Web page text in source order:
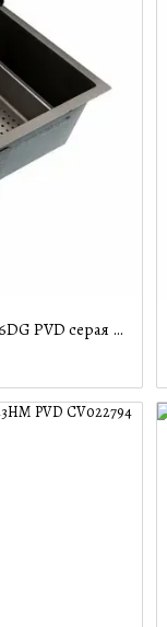
Кухонная мойка Platinum Handmade 75*46DG PVD серая (3.0/1 мм)